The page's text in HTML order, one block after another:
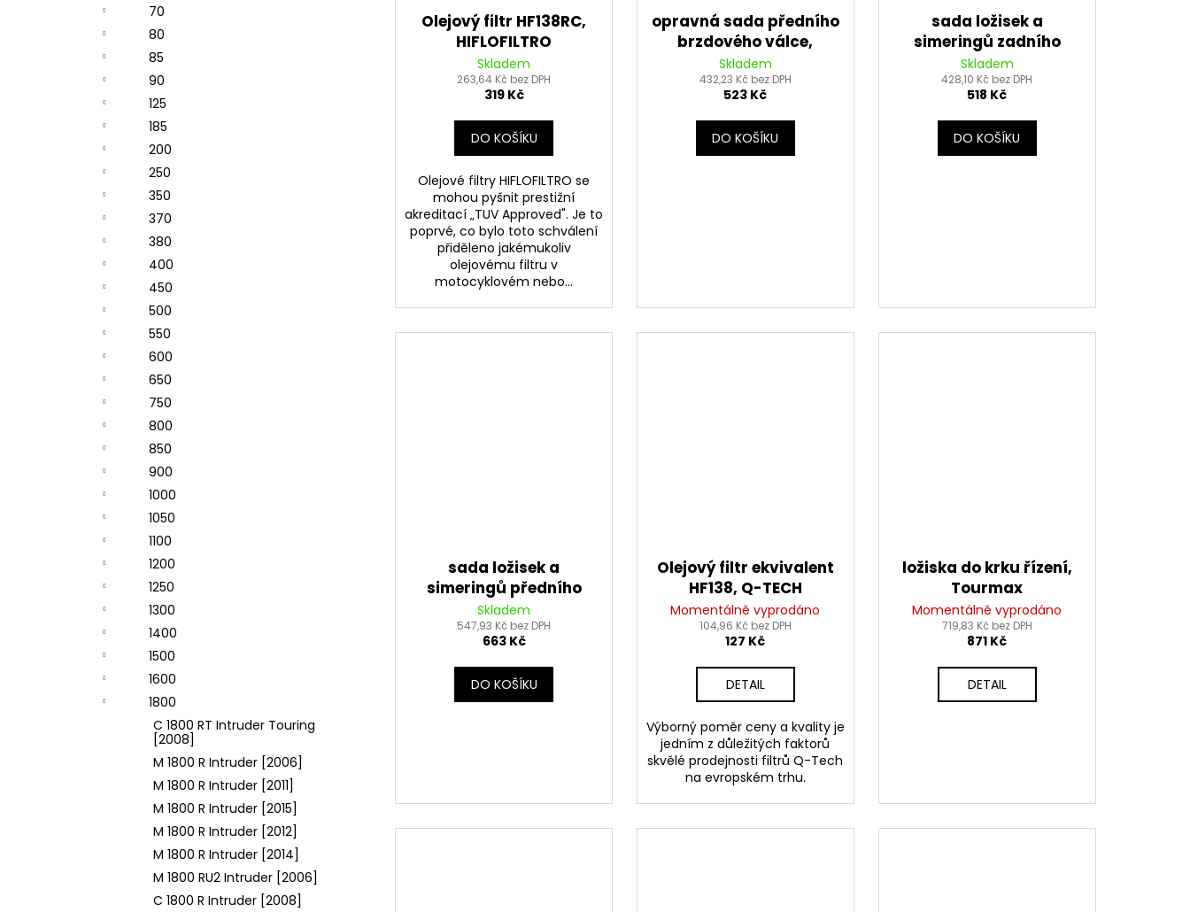
70
80
85
90
125
185
200
250
350
370
380
400
450
500
550
600
650
750
800
850
900
1000
1050
1100
1200
1250
1300
1400
1500
1600
1800
C 1800 RT Intruder Touring
[2008]
M 1800 R Intruder [2006]
M 1800 R Intruder [2011]
M 1800 R Intruder [2015]
M 1800 R Intruder [2012]
M 1800 R Intruder [2014]
M 1800 RU2 Intruder [2006]
C 1800 R Intruder [2008]
Olejový filtr HF138RC,
HIFLOFILTRO
Skladem
263,64 Kč bez DPH
319 Kč
DO KOŠÍKU
Olejové filtry HIFLOFILTRO se
mohou pyšnit prestižní
akreditací „TUV Approved". Je to
poprvé, co bylo toto schválení
přiděleno jakémukoliv
olejovému filtru v
motocyklovém nebo...
opravná sada předního
brzdového válce,
Tourmax
Skladem
432,23 Kč bez DPH
523 Kč
DO KOŠÍKU
sada ložisek a
simeringů zadního
kola, Tourmax
Skladem
428,10 Kč bez DPH
518 Kč
DO KOŠÍKU
sada ložisek a
simeringů předního
kola, Tourmax
Skladem
547,93 Kč bez DPH
663 Kč
DO KOŠÍKU
Olejový filtr ekvivalent
HF138, Q-TECH
Momentálně vyprodáno
104,96 Kč bez DPH
127 Kč
DETAIL
Výborný poměr ceny a kvality je
jedním z důležitých faktorů
skvělé prodejnosti filtrů Q-Tech
na evropském trhu.
ložiska do krku řízení,
Tourmax
Momentálně vyprodáno
719,83 Kč bez DPH
871 Kč
DETAIL